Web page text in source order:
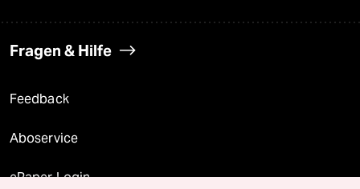
Fragen & Hilfe
Feedback
Aboservice
ePaper Login